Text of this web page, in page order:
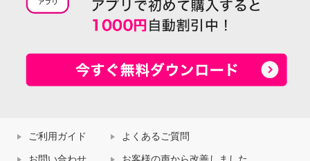
ご利用ガイド よくあるご質問